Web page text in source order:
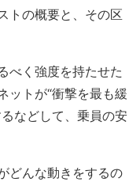
トの概要と、その区
べく強度を持たせた
ットが“衝撃を最も緩
などして、乗員の安
どんな動きをするの